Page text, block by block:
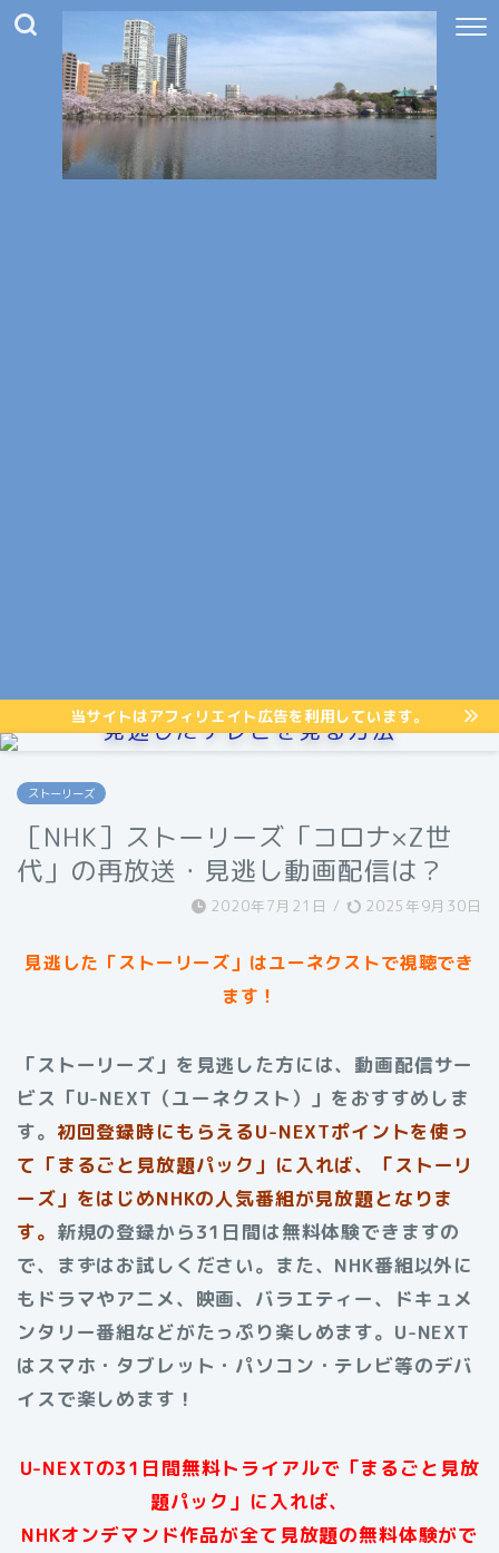
当サイトはアフィリエイト広告を利用しています。
見逃したテレビを見る方法
ストーリーズ
［NHK］ストーリーズ「コロナ×Z世
代」の再放送・見逃し動画配信は？
2020年7月21日 / 2025年9月30日
見逃した「ストーリーズ」はユーネクストで視聴でき
ます！
「ストーリーズ」を見逃した方には、動画配信サー
ビス「U-NEXT（ユーネクスト）」をおすすめしま
す。 初回登録時にもらえるU-NEXTポイントを使っ
て「まるごと見放題パック」に入れば、「ストーリ
ーズ」をはじめNHKの人気番組が見放題となりま
す。 新規の登録から31日間は無料体験できますの
で、まずはお試しください。また、NHK番組以外に
もドラマやアニメ、映画、バラエティー、ドキュメ
ンタリー番組などがたっぷり楽しめます。U-NEXT
はスマホ・タブレット・パソコン・テレビ等のデバ
イスで楽しめます！
U-NEXTの31日間無料トライアルで「まるごと見放
題パック」に入れば、
NHKオンデマンド作品が全て見放題の無料体験がで